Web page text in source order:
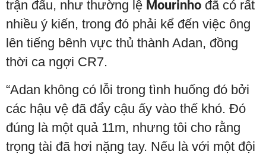
trận đấu, như thường lệ Mourinho đã có rất
nhiều ý kiến, trong đó phải kể đến việc ông
lên tiếng bênh vực thủ thành Adan, đồng
thời ca ngợi CR7.
“Adan không có lỗi trong tình huống đó bởi
các hậu vệ đã đẩy cậu ấy vào thế khó. Đó
đúng là một quả 11m, nhưng tôi cho rằng
trọng tài đã hơi nặng tay. Nếu là với một đội